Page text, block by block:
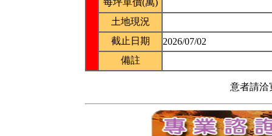
每坪單價(萬)
土地現況
截止日期
2026/07/02
備註
意者請洽